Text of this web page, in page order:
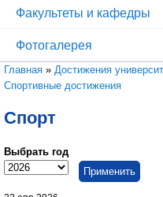
Факультеты и кафедры
Фотогалерея
Вы здесь
Главная » Достижения
Спортивные достижения
Спорт
Выбрать год
Выбрать год
Год